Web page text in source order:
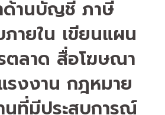
ด้านบัญชี ภาษี
ายใน เขียนแผน
ตลาด สื่อโฆษณา
รงงาน กฎหมาย
ที่มีประสบการณ์